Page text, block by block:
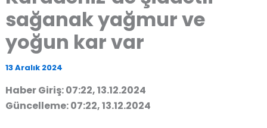
sağanak yağmur ve
yoğun kar var
13 Aralık 2024
Haber Giriş: 07:22, 13.12.2024
Güncelleme: 07:22, 13.12.2024